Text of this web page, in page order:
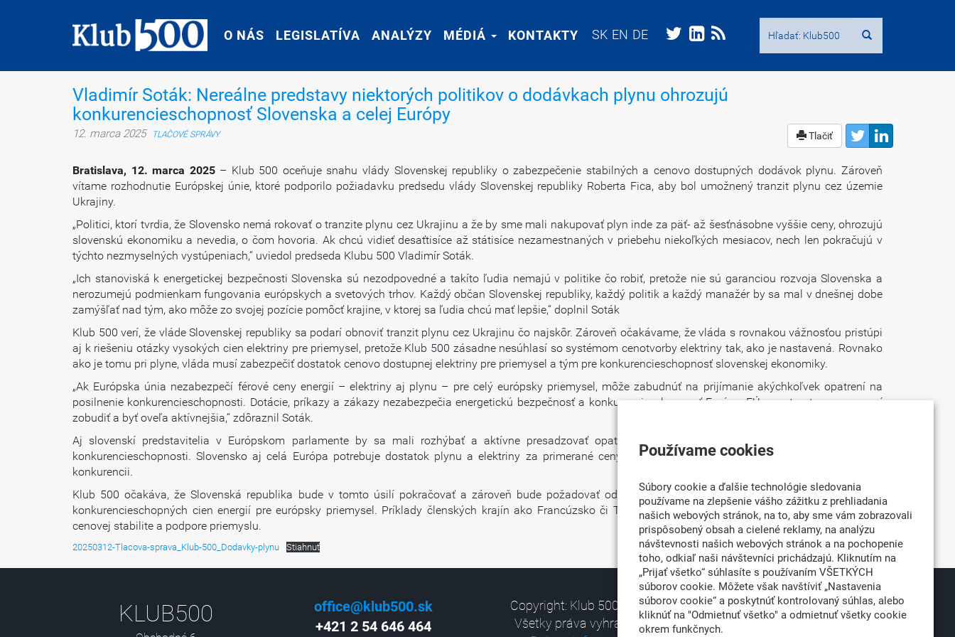
O NÁS LEGISLATÍVA ANALÝZY MÉDIÁ KONTAKTY SK EN DE
O NÁS LEGISLATÍVA ANALÝZY MÉDIÁ KONTAKTY SK EN DE
Vladimír Soták: Nereálne predstavy niektorých politikov o dodávkach plynu ohrozujú
konkurencieschopnosť Slovenska a celej Európy
12. marca 2025 TLAČOVÉ SPRÁVY Tlačiť
Bratislava, 12. marca 2025– Klub 500 oceňuje snahu vlády Slovenskej republiky o zabezpečenie stabilných a cenovo dostupných dodávok plynu. Zároveň
vítame rozhodnutie Európskej únie, ktoré podporilo požiadavku predsedu vlády Slovenskej republiky Roberta Fica, aby bol umožnený tranzit plynu cez územie
Ukrajiny.
„Politici, ktorí tvrdia, že Slovensko nemá rokovať o tranzite plynu cez Ukrajinu a že by sme mali nakupovať plyn inde za päť- až šesťnásobne vyššie ceny, ohrozujú
slovenskú ekonomiku a nevedia, o čom hovoria. Ak chcú vidieť desaťtisíce až státisíce nezamestnaných v priebehu niekoľkých mesiacov, nech len pokračujú v
týchto nezmyselných vystúpeniach,“ uviedol predseda Klubu 500 Vladimír Soták.
„Ich stanoviská k energetickej bezpečnosti Slovenska sú nezodpovedné a takíto ľudia nemajú v politike čo robiť, pretože nie sú garanciou rozvoja Slovenska a
nerozumejú podmienkam fungovania európskych a svetových trhov. Každý občan Slovenskej republiky, každý politik a každý manažér by sa mal v dnešnej dobe
zamýšľať nad tým, ako môže zo svojej pozície pomôcť krajine, v ktorej sa ľudia chcú mať lepšie,“ doplnil Soták
Klub 500 verí, že vláde Slovenskej republiky sa podarí obnoviť tranzit plynu cez Ukrajinu čo najskôr. Zároveň očakávame, že vláda s rovnakou vážnosťou pristúpi
aj k riešeniu otázky vysokých cien elektriny pre priemysel, pretože Klub 500 zásadne nesúhlasí so systémom cenotvorby elektriny tak, ako je nastavená. Rovnako
ako je tomu pri plyne, vláda musí zabezpečiť dostatok cenovo dostupnej elektriny pre priemysel a tým pre konkurencieschopnosť slovenskej ekonomiky.
„Ak Európska únia nezabezpečí férové ceny energií – elektriny aj plynu – pre celý európsky priemysel, môže zabudnúť na prijímanie akýchkoľvek opatrení na
posilnenie konkurencieschopnosti. Dotácie, príkazy a zákazy nezabezpečia energetickú bezpečnosť a konkurencieschopnosť Európy. EÚ sa v tomto smere musí
zobudiť a byť oveľa aktívnejšia,“ zdôraznil Soták.
Aj slovenskí predstavitelia v Európskom parlamente by sa mali rozhýbať a aktívne presadzovať opatrenia na zabezpečenie energetickej bezpečnosti a
konkurencieschopnosti. Slovensko aj celá Európa potrebuje dostatok plynu a elektriny za primerané ceny, inak bude priemysel v nevýhode oproti globálnej
konkurencii.
Klub 500 očakáva, že Slovenská republika bude v tomto úsilí pokračovať a zároveň bude požadovať od EÚ konkrétne kroky na zabezpečenie stabilných a
konkurencieschopných cien energií pre európsky priemysel. Príklady členských krajín ako Francúzsko či Taliansko ukazujú, že vlády môžu aktívne prispieť k
cenovej stabilite a podpore priemyslu.
20250312-Tlacova-sprava_Klub-500_Dodavky-plynu Stiahnuť
KLUB500
office@klub500.sk
+421 2 54 646 464
Copyright: Klub 500, 2026
Všetky práva vyhradené
Partner:
Používame cookies
Súbory cookie a ďalšie technológie sledovania
používame na zlepšenie vášho zážitku z prehliadania
našich webových stránok, na to, aby sme vám zobrazovali
prispôsobený obsah a cielené reklamy, na analýzu
návštevnosti našich webových stránok a na pochopenie
toho, odkiaľ naši návštevníci prichádzajú. Kliknutím na
„Prijať všetko“ súhlasíte s používaním VŠETKÝCH
súborov cookie. Môžete však navštíviť „Nastavenia
súborov cookie“ a poskytnúť kontrolovaný súhlas, alebo
kliknúť na "Odmietnuť všetko" a odmietnuť všetky cookie
okrem funkčnych.